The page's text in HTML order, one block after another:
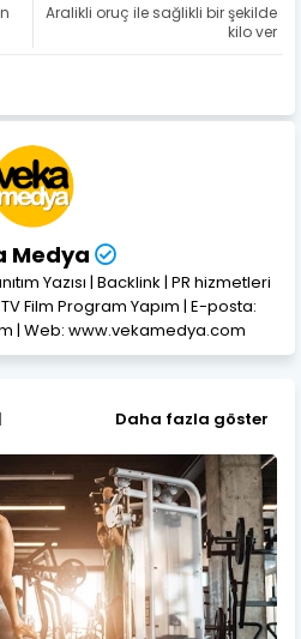
Aralikli oruç ile sağlikli bir şekilde
kilo ver
Medya
Yazısı | Backlink | PR hizmetleri
Film Program Yapım | E-posta:
| Web: www.vekamedya.com
Daha fazla göster